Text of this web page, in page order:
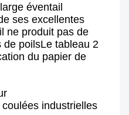
éventail
ses excellentes
ne produit pas de
poilsLe tableau 2
du papier de
industrielles